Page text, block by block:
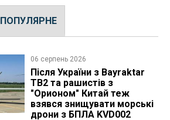
ПОПУЛЯРНЕ
06 серпень 2026
Після України з Bayraktar
TB2 та рашистів з
"Орионом" Китай теж
взявся знищувати морські
дрони з БПЛА KVD002